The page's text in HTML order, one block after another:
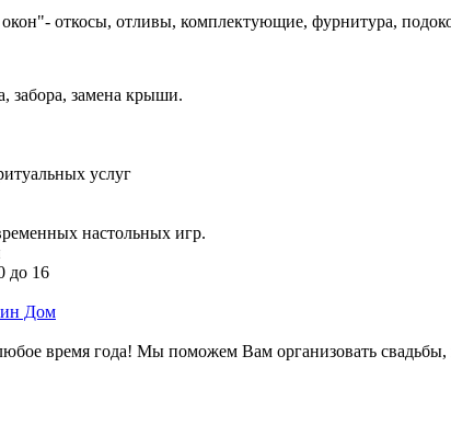
откосы, отливы, комплектующие, фурнитура,
забора, замена крыши.
услуг
настольных игр.
до 16
Дом
время года! Мы поможем Вам организовать